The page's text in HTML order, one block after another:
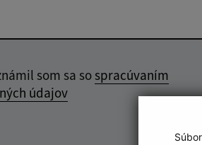
som sa sospracúvaním
údajov